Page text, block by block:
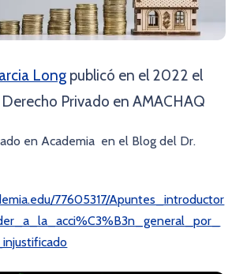
Long publicó en el 2022 el
Privado en AMACHAQ
en Academia en el Blog del Dr.
77605317/Apuntes_introductor